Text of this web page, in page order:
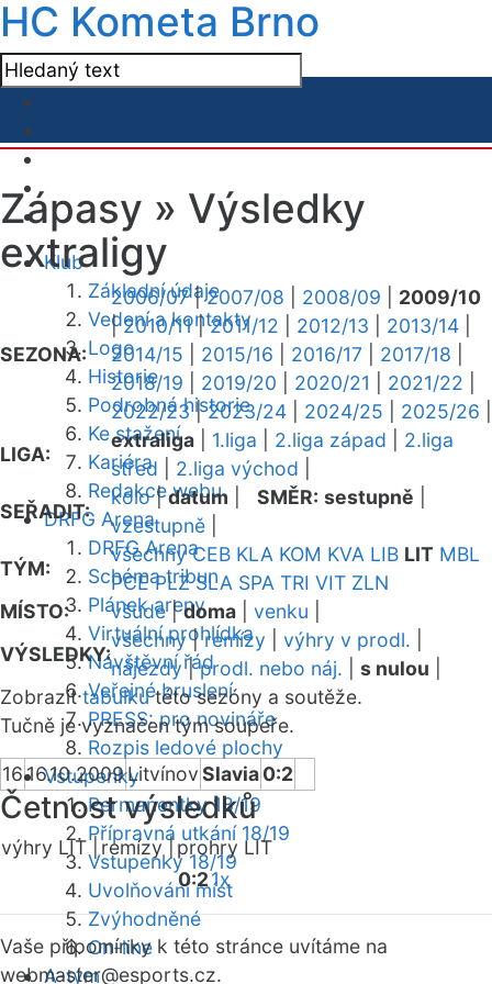
HC Kometa Brno
Klub
Základní údaje
Vedení a kontakty
Logo
Historie
Podrobná historie
Ke stažení
Kariéra
Redakce webu
DRFG Arena
DRFG Arena
Schéma tribun
Plánek areny
Virtuální prohlídka
Návštěvní řád
Veřejné bruslení
PRESS: pro novináře
Rozpis ledové plochy
Vstupenky
Permanentky 18/19
Přípravná utkání 18/19
Vstupenky 18/19
Uvolňování míst
Zvýhodněné
On-line
A-tým
Zápasy » Výsledky
extraligy
SEZONA:
2006/07|2007/08 2008/09
2009/10
|2010/11|2011/12 2012/13 2013/14
2014/15
2015/16 2016/17 2017/18
2018/19
2019/20 2020/21 2021/22
2022/23|2023/24 2024/25 2025/26
LIGA:
extraliga 1.liga 2.liga západ
2.liga
střed
2.liga východ
SEŘADIT:
kolo|datum SMĚR: sestupně
vzestupně
TÝM:
všechny CEB KLA KOM KVA LIB LIT MBL
PCE PLZ SLA SPA TRI VIT ZLN
MÍSTO:
všude|doma venku
VÝSLEDKY:
všechny|remízy výhry v prodl.
nájezdy|prodl. nebo náj. s nulou
Zobrazittabulkutéto sezóny a soutěže.
Tučně je vyznačen tým soupeře.
1616.10.2009LitvínovSlavia0:2
Četnost výsledků
výhry LIT | remízy |prohry LIT
0:21x
Vaše připomínky k této stránce uvítáme na
webmaster@esports.cz.